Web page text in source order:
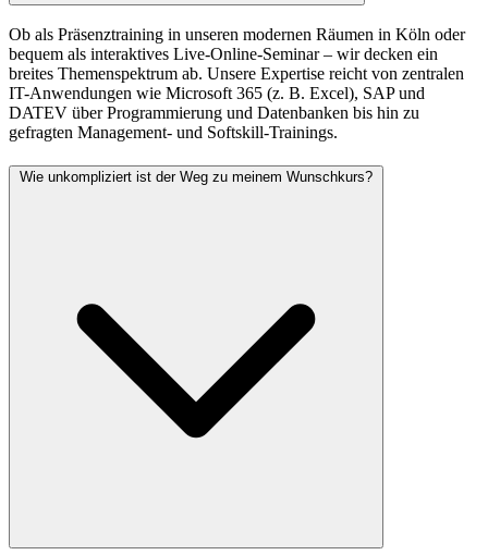
Ob als Präsenztraining in unseren modernen Räumen in Köln oder
bequem als interaktives Live-Online-Seminar – wir decken ein
breites Themenspektrum ab. Unsere Expertise reicht von zentralen
IT-Anwendungen wie Microsoft 365 (z. B. Excel), SAP und
DATEV über Programmierung und Datenbanken bis hin zu
gefragten Management- und Softskill-Trainings.
Wie unkompliziert ist der Weg zu meinem Wunschkurs?